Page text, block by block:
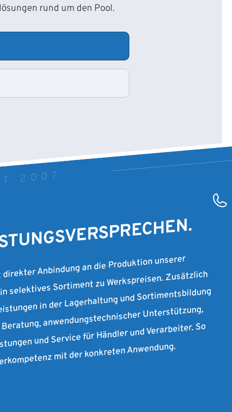
rund um den Pool.
2007
Anbindung an die Produktion unserer
Sortiment zu Werkspreisen. Zusätzlich
in der Lagerhaltung und Sortimentsbildung
anwendungstechnischer Unterstützung,
und Service für Händler und Verarbeiter. So
mit der konkreten Anwendung.